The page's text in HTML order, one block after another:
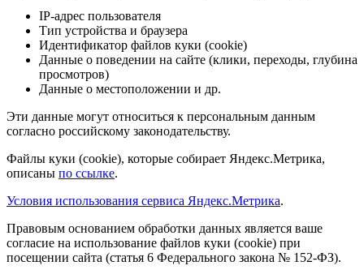
IP-адрес пользователя
Тип устройства и браузера
Идентификатор файлов куки (cookie)
Данные о поведении на сайте (клики, переходы, глубина
просмотров)
Данные о местоположении и др.
Эти данные могут относиться к персональным данным
согласно российскому законодательству.
Файлы куки (cookie), которые собирает Яндекс.Метрика,
описаны по ссылке.
Условия использования сервиса Яндекс.Метрика.
Правовым основанием обработки данных является ваше
согласие на использование файлов куки (cookie) при
посещении сайта (статья 6 Федерального закона № 152-ФЗ).